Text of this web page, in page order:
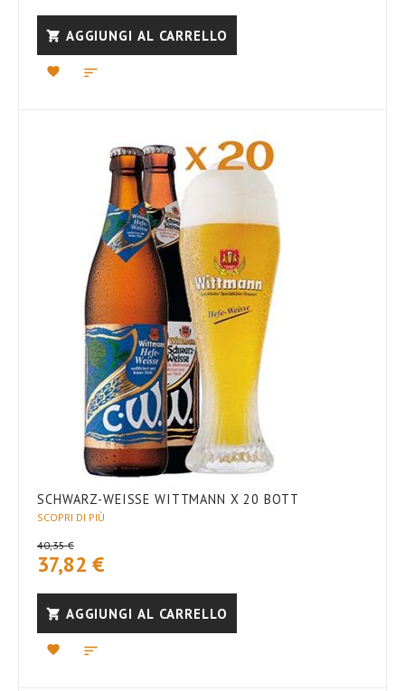
AGGIUNGI AL CARRELLO
SCHWARZ-WEISSE WITTMANN X 20 BOTT
SCOPRI DI PIÙ
37,82 €
40,35 €
AGGIUNGI AL CARRELLO